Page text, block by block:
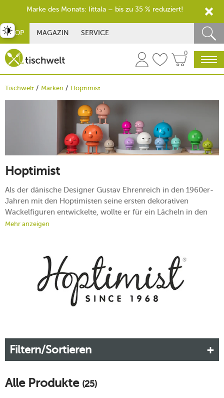
SHOP MAGAZIN SERVICE
0
Tischwelt Marken Hoptimist
Hoptimist
Als der dänische Designer Gustav Ehrenreich in den 1960er-
Jahren mit den Hoptimisten seine ersten dekorativen
Wackelfiguren entwickelte, wollte er für ein Lächeln in den
Gesichtern von Klein und Groß sorgen. Dabei konnte er kaum
Mittlerweile sind die lustigen Figürchen in allen möglichen
Formen und Farben erhältlich – sogar Lampen und saisonale
Interpretationen haben es ins Programm geschafft.
Bereichern Sie Ihr Zuhause mit den sympathischen
Hoptimisten – bei tischwelt.
Mehr anzeigen
Filtern/Sortieren
Alle Produkte (25)
umschalten
Marke des Monats: Iittala – bis zu 35 % reduziert!